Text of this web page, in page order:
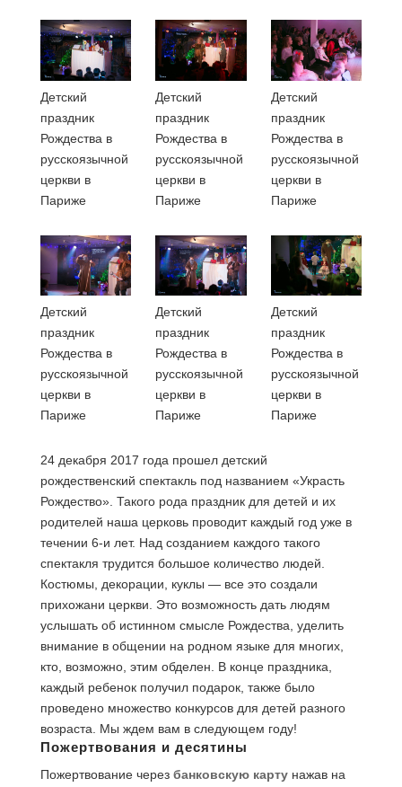
Детский
праздник
Рождества в
русскоязычной
церкви в
Париже
Детский
праздник
Рождества в
русскоязычной
церкви в
Париже
Детский
праздник
Рождества в
русскоязычной
церкви в
Париже
Детский
праздник
Рождества в
русскоязычной
церкви в
Париже
Детский
праздник
Рождества в
русскоязычной
церкви в
Париже
Детский
праздник
Рождества в
русскоязычной
церкви в
Париже
24 декабря 2017 года прошел детский
рождественский спектакль под названием «Украсть
Рождество». Такого рода праздник для детей и их
родителей наша церковь проводит каждый год уже в
течении 6-и лет. Над созданием каждого такого
спектакля трудится большое количество людей.
Костюмы, декорации, куклы — все это создали
прихожани церкви. Это возможность дать людям
услышать об истинном смысле Рождества, уделить
внимание в общении на родном языке для многих,
кто, возможно, этим обделен. В конце праздника,
каждый ребенок получил подарок, также было
проведено множество конкурсов для детей разного
возраста. Мы ждем вам в следующем году!
Пожертвования и десятины
Пожертвование через банковскую картунажав на